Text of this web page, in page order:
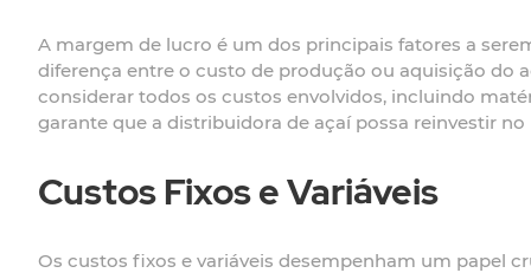
A margem de lucro é um dos principais fatores a
diferença entre o custo de produção ou aquisição do
considerar todos os custos envolvidos, incluindo
garante que a distribuidora de açaí possa reinvestir
Custos Fixos e Variáveis
Os custos fixos e variáveis desempenham um papel